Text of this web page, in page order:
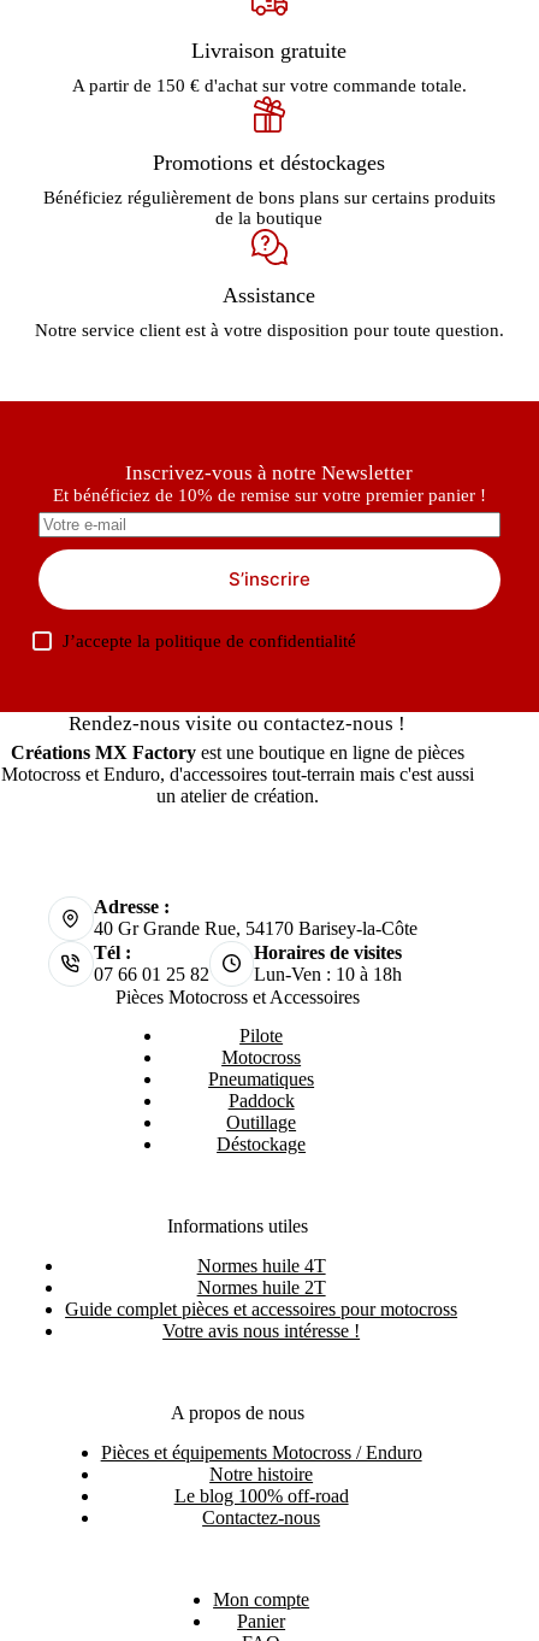
Livraison gratuite
A partir de 150 € d'achat sur votre commande totale.
Promotions et déstockages
Bénéficiez régulièrement de bons plans sur certains produits
de la boutique
Assistance
Notre service client est à votre disposition pour toute question.
Inscrivez-vous à notre Newsletter
Et bénéficiez de 10% de remise sur votre premier panier !
S’inscrire
J’accepte lapolitique de confidentialité
Rendez-nous visite ou contactez-nous !
Créations MX Factoryest une boutique en ligne de pièces
Motocross et Enduro, d'accessoires tout-terrain mais c'est aussi
un atelier de création.
Adresse :
40 Gr Grande Rue, 54170 Barisey-la-Côte
Tél :
07 66 01 25 82
Horaires de visites
Lun-Ven : 10 à 18h
Pièces Motocross et Accessoires
Pilote
Motocross
Pneumatiques
Paddock
Outillage
Déstockage
Informations utiles
Normes huile 4T
Normes huile 2T
Guide complet pièces et accessoires pour motocross
Votre avis nous intéresse !
A propos de nous
Pièces et équipements Motocross / Enduro
Notre histoire
Le blog 100% off-road
Contactez-nous
Mon compte
Panier